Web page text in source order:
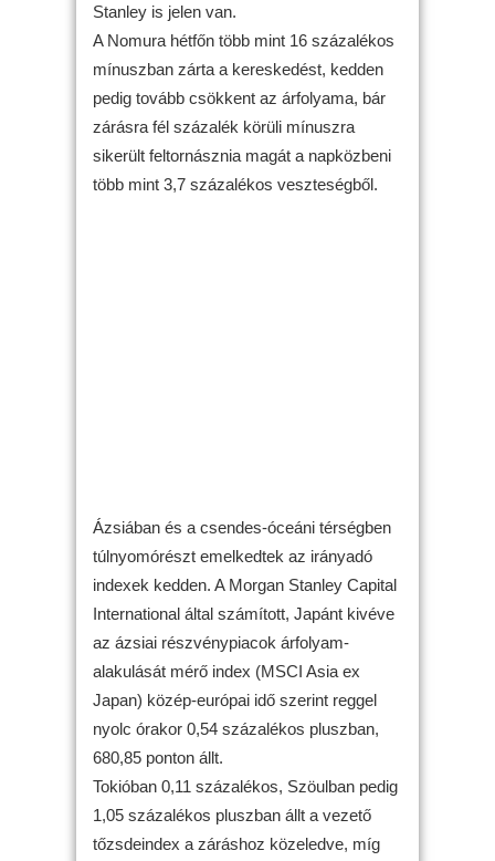
Stanley is jelen van.
A Nomura hétfőn több mint 16 százalékos
mínuszban zárta a kereskedést, kedden
pedig tovább csökkent az árfolyama, bár
zárásra fél százalék körüli mínuszra
sikerült feltornásznia magát a napközbeni
több mint 3,7 százalékos veszteségből.
Ázsiában és a csendes-óceáni térségben
túlnyomórészt emelkedtek az irányadó
indexek kedden. A Morgan Stanley Capital
International által számított, Japánt kivéve
az ázsiai részvénypiacok árfolyam-
alakulását mérő index (MSCI Asia ex
Japan) közép-európai idő szerint reggel
nyolc órakor 0,54 százalékos pluszban,
680,85 ponton állt.
Tokióban 0,11 százalékos, Szöulban pedig
1,05 százalékos pluszban állt a vezető
tőzsdeindex a záráshoz közeledve, míg